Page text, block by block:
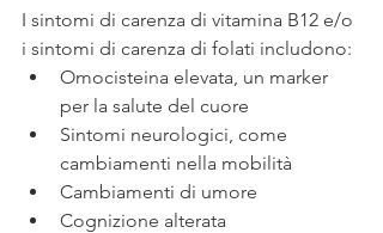
I sintomi di carenza di vitamina B12 e/o
i sintomi di carenza di folati includono:
Omocisteina elevata, un marker
per la salute del cuore
Sintomi neurologici, come
cambiamenti nella mobilità
Cambiamenti di umore
Cognizione alterata